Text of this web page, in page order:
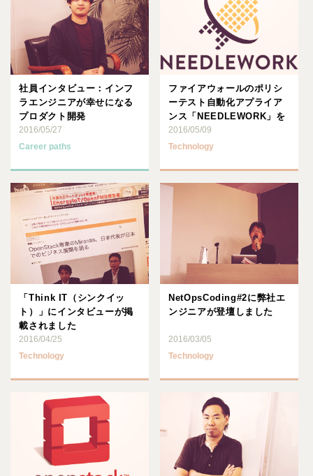
社員インタビュー：インフ
ラエンジニアが幸せになる
プロダクト開発
2016/05/27
Career paths
ファイアウォールのポリシ
ーテスト自動化アプライア
ンス「NEEDLEWORK」を
販売開始しました
2016/05/09
Technology
「Think IT（シンクイッ
ト）」にインタビューが掲
載されました
2016/04/25
Technology
NetOpsCoding#2に弊社エ
ンジニアが登壇しました
2016/03/05
Technology